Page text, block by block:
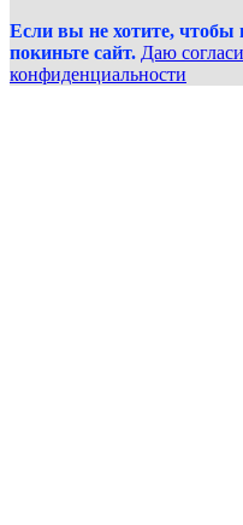
Если вы не хотите,
покиньте сайт. Даю
конфиденциальности